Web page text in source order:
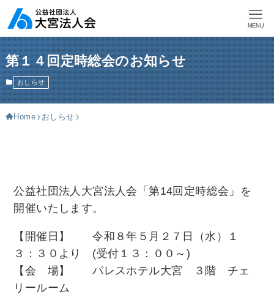
MENU
第１４回定時総会のお知らせ
おしらせ
Home おしらせ
公益社団法人大宮法人会「第14回定時総会」を
開催いたします。
【開催日】 令和８年５月２７日（水）１
３：３０より (受付１３：００～)
【会 場】 パレスホテル大宮 ３階 チェ
リールーム